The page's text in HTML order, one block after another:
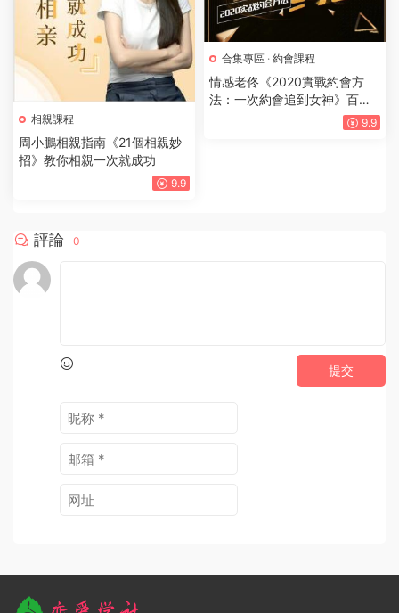
相親課程
周小鵬相親指南《21個相親妙
招》教你相親一次就成功
9.9
合集專區 · 約會課程
情感老佟《2020實戰約會方
法：一次約會追到女神》百度
9.9
評論 0
提交